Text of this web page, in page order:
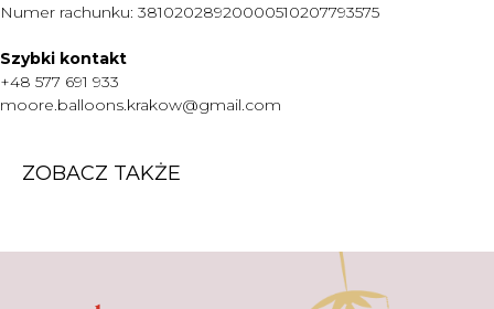
Numer rachunku: 38102028920000510207793575
Szybki kontakt
+48 577 691 933
moore.balloons.krakow@gmail.com
ZOBACZ TAKŻE
+48 577 691 933
moore.balloons.krakow@gmail.com
KONTAKT